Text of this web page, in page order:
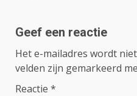
Geef een reactie
Het e-mailadres wordt
velden zijn gemarkeerd
Reactie *